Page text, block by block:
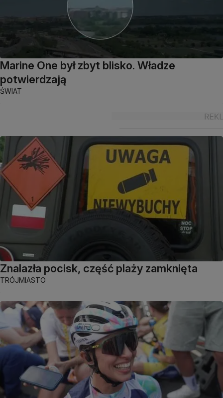
Marine One był zbyt blisko. Władze
potwierdzają
ŚWIAT
Znalazła pocisk, część plaży zamknięta
TRÓJMIASTO